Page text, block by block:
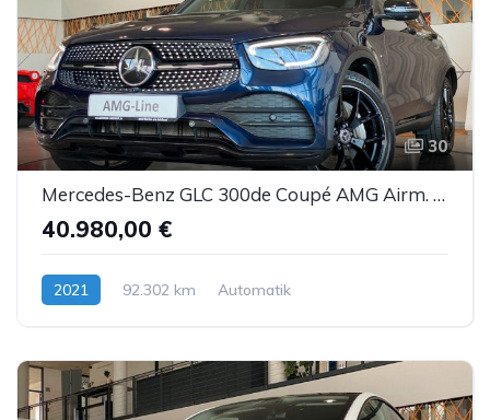
30
Mercedes-Benz GLC 300de Coupé AMG Airm. Burm. Sbel HUD DTR AHK
40.980,00 €
2021 92.302 km
Automatik